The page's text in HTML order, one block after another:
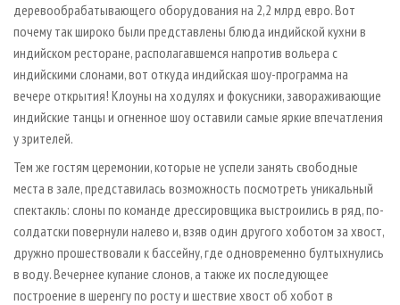
деревообрабатывающего оборудования на 2,2 млрд евро. Вот
почему так широко были представлены блюда индийской кухни в
индийском ресторане, располагавшемся напротив вольера с
индийскими слонами, вот откуда индийская шоу-программа на
вечере открытия! Клоуны на ходулях и фокусники, завораживающие
индийские танцы и огненное шоу оставили самые яркие впечатления
у зрителей.
Тем же гостям церемонии, которые не успели занять свободные
места в зале, представилась возможность посмотреть уникальный
спектакль: слоны по команде дрессировщика выстроились в ряд, по-
солдатски повернули налево и, взяв один другого хоботом за хвост,
дружно прошествовали к бассейну, где одновременно бултыхнулись
в воду. Вечернее купание слонов, а также их последующее
построение в шеренгу по росту и шествие хвост об хобот в